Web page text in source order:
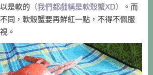
是軟的 （我們都戲稱是軟殼蟹XD）
。而
同，軟殼蟹要再鮮紅一點，不得不佩服
。